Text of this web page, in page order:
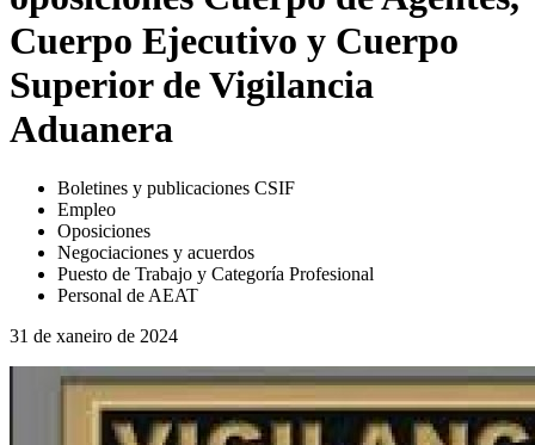
Cuerpo Ejecutivo y Cuerpo
Superior de Vigilancia
Aduanera
Boletines y publicaciones CSIF
Empleo
Oposiciones
Negociaciones y acuerdos
Puesto de Trabajo y Categoría Profesional
Personal de AEAT
31 de xaneiro de 2024